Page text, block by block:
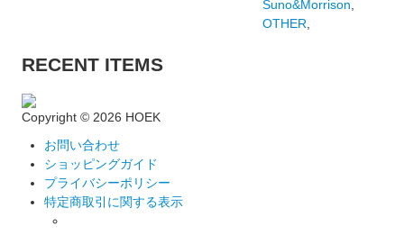
Suno&Morrison
OTHER
RECENT ITEMS
Copyright © 2026 HOEK
お問い合わせ
ショッピングガイド
プライバシーポリシー
特定商取引に関する表示